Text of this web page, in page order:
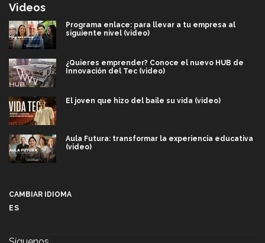
Videos
Programa enlace: para llevar a tu empresa al
siguiente nivel (video)
¿Quieres emprender? Conoce el nuevo HUB de
Innovación del Tec (video)
El joven que hizo del baile su vida (video)
Aula Futura: transformar la experiencia educativa
(video)
CAMBIAR IDIOMA
ES